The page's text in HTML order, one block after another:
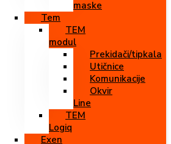
maske
Tem
TEM
modul
Prekidači/tipkala
Utičnice
Komunikacije
Okvir
Line
TEM
Logiq
Exen